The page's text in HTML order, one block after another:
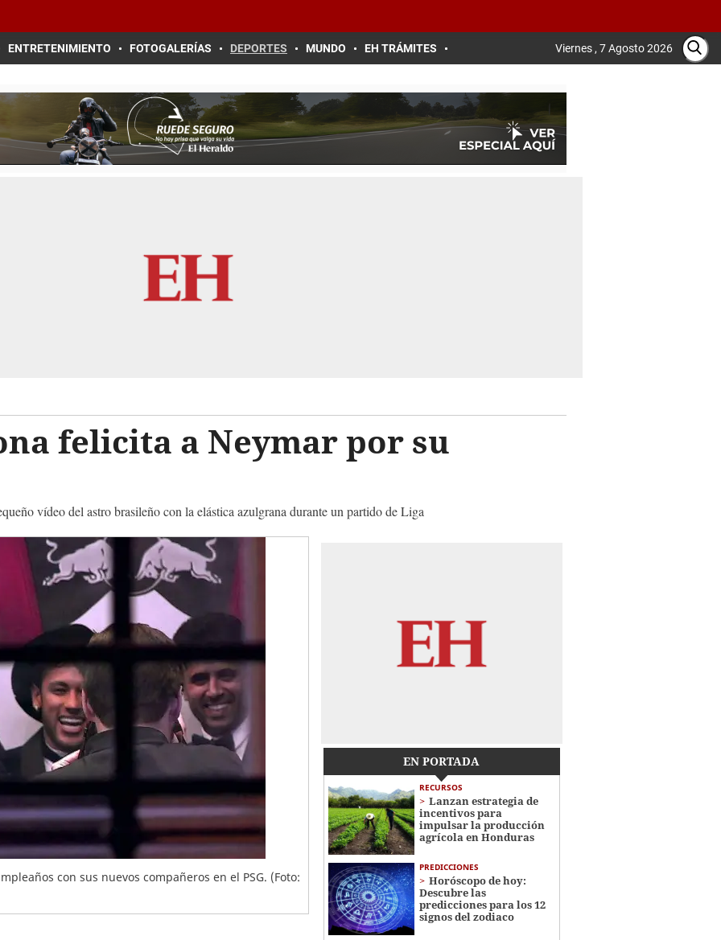
ENTRETENIMIENTO FOTOGALERÍAS DEPORTES MUNDO EH TRÁMITES Viernes , 7 Agosto 2026
felicita a Neymar por su
vídeo del astro brasileño con la elástica azulgrana durante un partido de Liga
con sus nuevos compañeros en el PSG. (Foto:
EN PORTADA
RECURSOS
Lanzan estrategia de
incentivos para
impulsar la producción
agrícola en Honduras
PREDICCIONES
Horóscopo de hoy:
Descubre las
predicciones para los 12
signos del zodiaco